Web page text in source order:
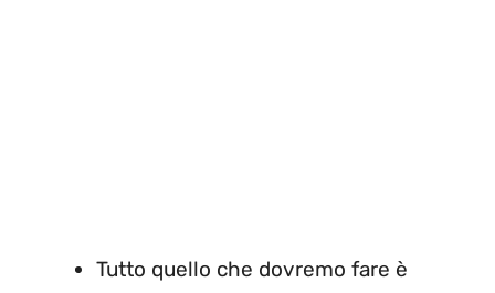
Tutto quello che dovremo fare è